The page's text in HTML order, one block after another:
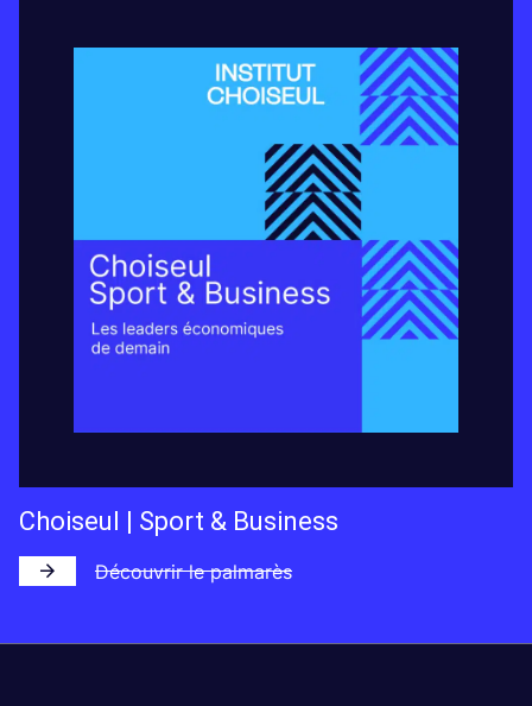
Choiseul | Sport & Business
Découvrir le palmarès